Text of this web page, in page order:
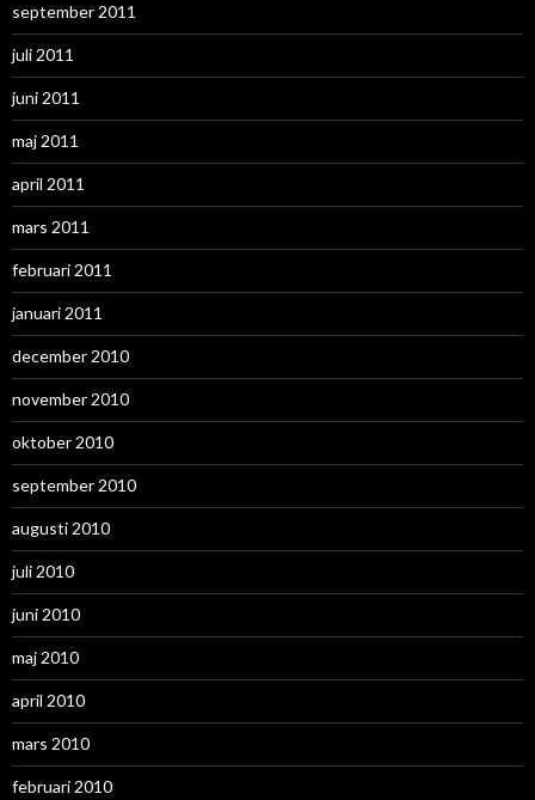
september 2011
juli 2011
juni 2011
maj 2011
april 2011
mars 2011
februari 2011
januari 2011
december 2010
november 2010
oktober 2010
september 2010
augusti 2010
juli 2010
juni 2010
maj 2010
april 2010
mars 2010
februari 2010